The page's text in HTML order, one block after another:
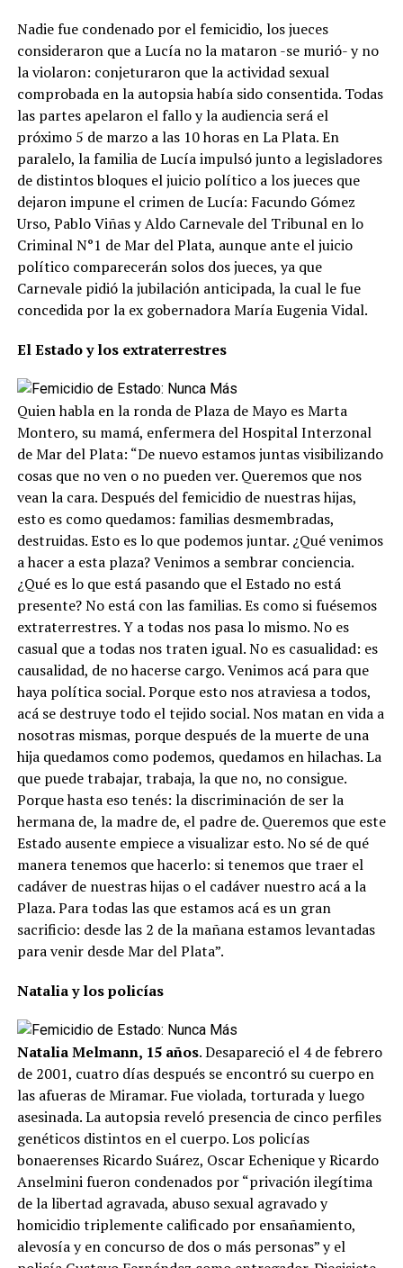
Nadie fue condenado por el femicidio, los jueces
consideraron que a Lucía no la mataron -se murió- y no
la violaron: conjeturaron que la actividad sexual
comprobada en la autopsia había sido consentida. Todas
las partes apelaron el fallo y la audiencia será el
próximo 5 de marzo a las 10 horas en La Plata. En
paralelo, la familia de Lucía impulsó junto a legisladores
de distintos bloques el juicio político a los jueces que
dejaron impune el crimen de Lucía: Facundo Gómez
Urso, Pablo Viñas y Aldo Carnevale del Tribunal en lo
Criminal N°1 de Mar del Plata, aunque ante el juicio
político comparecerán solos dos jueces, ya que
Carnevale pidió la jubilación anticipada, la cual le fue
concedida por la ex gobernadora María Eugenia Vidal.
El Estado y los extraterrestres
Quien habla en la ronda de Plaza de Mayo es Marta
Montero, su mamá, enfermera del Hospital Interzonal
de Mar del Plata: “De nuevo estamos juntas visibilizando
cosas que no ven o no pueden ver. Queremos que nos
vean la cara. Después del femicidio de nuestras hijas,
esto es como quedamos: familias desmembradas,
destruidas. Esto es lo que podemos juntar. ¿Qué venimos
a hacer a esta plaza? Venimos a sembrar conciencia.
¿Qué es lo que está pasando que el Estado no está
presente? No está con las familias. Es como si fuésemos
extraterrestres. Y a todas nos pasa lo mismo. No es
casual que a todas nos traten igual. No es casualidad: es
causalidad, de no hacerse cargo. Venimos acá para que
haya política social. Porque esto nos atraviesa a todos,
acá se destruye todo el tejido social. Nos matan en vida a
nosotras mismas, porque después de la muerte de una
hija quedamos como podemos, quedamos en hilachas. La
que puede trabajar, trabaja, la que no, no consigue.
Porque hasta eso tenés: la discriminación de ser la
hermana de, la madre de, el padre de. Queremos que este
Estado ausente empiece a visualizar esto. No sé de qué
manera tenemos que hacerlo: si tenemos que traer el
cadáver de nuestras hijas o el cadáver nuestro acá a la
Plaza. Para todas las que estamos acá es un gran
sacrificio: desde las 2 de la mañana estamos levantadas
para venir desde Mar del Plata”.
Natalia y los policías
Natalia Melmann, 15 años. Desapareció el 4 de febrero
de 2001, cuatro días después se encontró su cuerpo en
las afueras de Miramar. Fue violada, torturada y luego
asesinada. La autopsia reveló presencia de cinco perfiles
genéticos distintos en el cuerpo. Los policías
bonaerenses Ricardo Suárez, Oscar Echenique y Ricardo
Anselmini fueron condenados por “privación ilegítima
de la libertad agravada, abuso sexual agravado y
homicidio triplemente calificado por ensañamiento,
alevosía y en concurso de dos o más personas” y el